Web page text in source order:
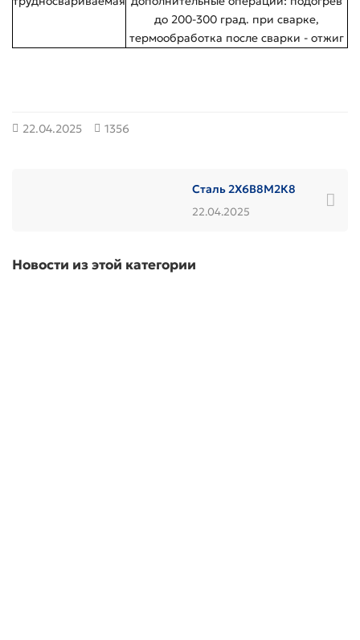
до 200-300 град. при сварке,
термообработка после сварки - отжиг
22.04.2025 1356
Сталь 2Х6В8М2К8
22.04.2025
Новости из этой категории